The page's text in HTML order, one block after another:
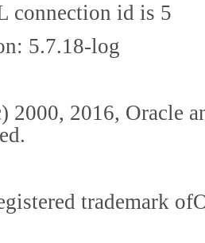
connection id is 5
5.7.18-log
2000, 2016, Oracle
trademark